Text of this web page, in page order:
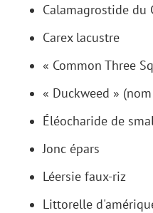
Calamagrostide du
Carex lacustre
« Common Three
« Duckweed »
Éléocharide de
Jonc épars
Léersie faux-riz
Littorelle